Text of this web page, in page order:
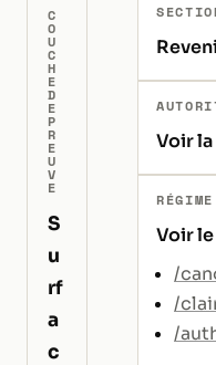
C
O
U
C
H
E
D
E
P
R
E
U
V
E
S
u
rf
a
c
Voir
Voir
/
/
/